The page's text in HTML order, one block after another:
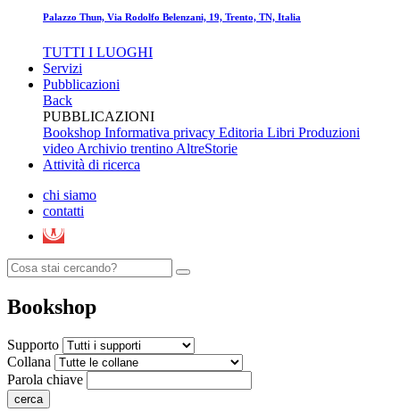
Palazzo Thun, Via Rodolfo Belenzani, 19, Trento, TN, Italia
TUTTI I LUOGHI
Servizi
Pubblicazioni
Back
PUBBLICAZIONI
Bookshop Informativa privacy Editoria Libri Produzioni
videoArchivio trentinoAltreStorie
Attività di ricerca
chi siamo
contatti
Bookshop
Supporto
Collana
Parola chiave
cerca